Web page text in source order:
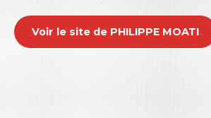
Voir le site de PHILIPPE MOATI